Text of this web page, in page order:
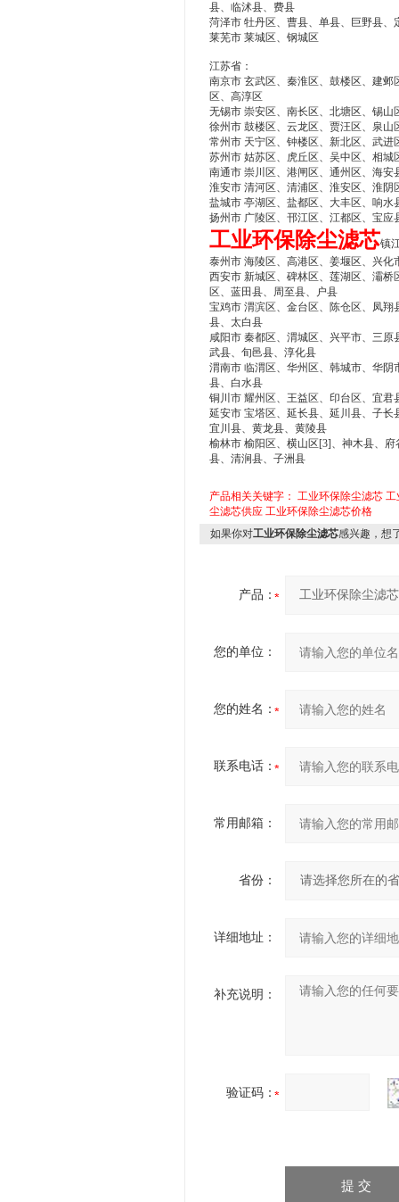
县、临沭县、费县
菏泽市 牡丹区、曹县、单县、巨野县
莱芜市 莱城区、钢城区
江苏省：
南京市 玄武区、秦淮区、鼓楼区、建
区、高淳区
无锡市 崇安区、南长区、北塘区、锡
徐州市 鼓楼区、云龙区、贾汪区、泉
常州市 天宁区、钟楼区、新北区、武进
苏州市 姑苏区、虎丘区、吴中区、相
南通市 崇川区、港闸区、通州区、海
淮安市 清河区、清浦区、淮安区、淮
盐城市 亭湖区、盐都区、大丰区、响
扬州市 广陵区、邗江区、江都区、宝应
工业环保除尘滤芯镇
泰州市 海陵区、高港区、姜堰区、兴化
西安市 新城区、碑林区、莲湖区、灞
区、蓝田县、周至县、户县
宝鸡市 渭滨区、金台区、陈仓区、凤
县、太白县
咸阳市 秦都区、渭城区、兴平市、三
武县、旬邑县、淳化县
渭南市 临渭区、华州区、韩城市、华
县、白水县
铜川市 耀州区、王益区、印台区、宜君
延安市 宝塔区、延长县、延川县、子
宜川县、黄龙县、黄陵县
榆林市 榆阳区、横山区[3]、神木县、
县、清涧县、子洲县
产品相关关键字： 工业环保除尘滤芯 工
尘滤芯供应 工业环保除尘滤芯价格
如果你对工业环保除尘滤芯感兴趣，想
产品：
您的单位：
您的姓名：
联系电话：
常用邮箱：
省份：
详细地址：
补充说明：
验证码：